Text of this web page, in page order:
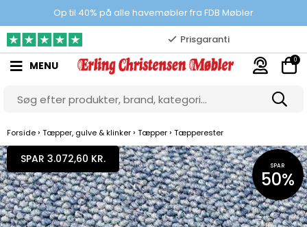
Op til 40% på alle havemøbler fra FDB Møbler
100% danskejet webshop
Prisgaranti
10.000 m2 showroom
Gratis & gode parkeringsforhold
MENU 0
Forside › Tæpper, gulve & klinker › Tæpper › Tæpperester
SPAR 3.072,60 KR.
SPAR
50%